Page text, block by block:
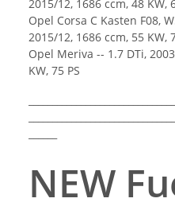
2015/12, 1686 ccm, 48 KW,
Opel Corsa C Kasten F08,
2015/12, 1686 ccm, 55 KW,
Opel Meriva -- 1.7 DTi,
KW, 75 PS
NEW